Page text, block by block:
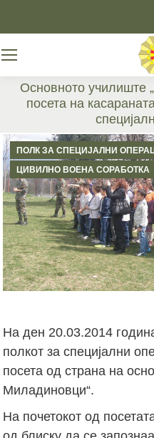
Основното училиште
посета на
ПОЛК ЗА СПЕЦИЈАЛНИ
ЦИВИЛНО ВОЕНА СОРАБОТКА
На ден 20.03.2014
полкот за специјални
посета од страна на
Миладиновци“.
На почетокот од